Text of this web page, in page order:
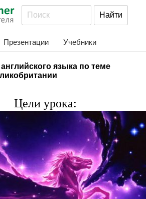
Презентации Учебники
языка по теме
Цели урока: